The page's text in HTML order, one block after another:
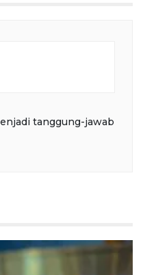
tanggung-jawab